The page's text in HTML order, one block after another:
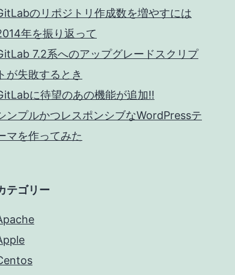
のリポジトリ作成数を増やすには
年を振り返って
7.2系へのアップグレードスクリプ
トが失敗するとき
に待望のあの機能が追加!!
ンプルかつレスポンシブなWordPressテ
マを作ってみた
テゴリー